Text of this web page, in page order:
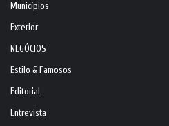
Municípios
Exterior
NEGÓCIOS
Estilo & Famosos
Editorial
Entrevista